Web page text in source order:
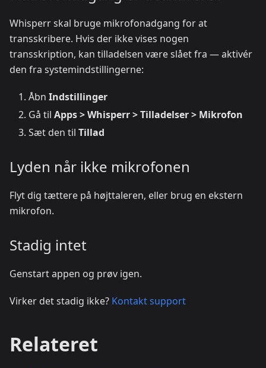
Whisperr skal bruge mikrofonadgang for at
transskribere. Hvis der ikke vises nogen
transskription, kan tilladelsen være slået fra — aktivér
den fra systemindstillingerne:
Åbn Indstillinger
Gå til Apps > Whisperr > Tilladelser > Mikrofon
Sæt den til Tillad
Lyden når ikke mikrofonen
Flyt dig tættere på højttaleren, eller brug en ekstern
mikrofon.
Stadig intet
Genstart appen og prøv igen.
Virker det stadig ikke? Kontakt support
Relateret